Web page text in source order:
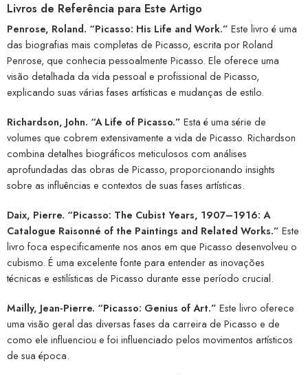
Livros de Referência para Este Artigo
Penrose, Roland. “Picasso: His Life and Work.” Este livro é uma
das biografias mais completas de Picasso, escrita por Roland
Penrose, que conhecia pessoalmente Picasso. Ele oferece uma
visão detalhada da vida pessoal e profissional de Picasso,
explicando suas várias fases artísticas e mudanças de estilo.
Richardson, John. “A Life of Picasso.” Esta é uma série de
volumes que cobrem extensivamente a vida de Picasso. Richardson
combina detalhes biográficos meticulosos com análises
aprofundadas das obras de Picasso, proporcionando insights
sobre as influências e contextos de suas fases artísticas.
Daix, Pierre. “Picasso: The Cubist Years, 1907–1916: A
Catalogue Raisonné of the Paintings and Related Works.” Este
livro foca especificamente nos anos em que Picasso desenvolveu o
cubismo. É uma excelente fonte para entender as inovações
técnicas e estilísticas de Picasso durante esse período crucial.
Mailly, Jean-Pierre. “Picasso: Genius of Art.” Este livro oferece
uma visão geral das diversas fases da carreira de Picasso e de
como ele influenciou e foi influenciado pelos movimentos artísticos
de sua época.